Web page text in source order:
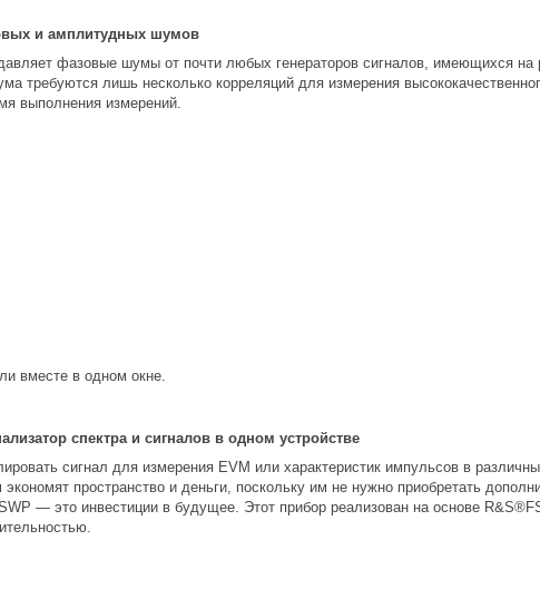
и амплитудных шумов
фазовые шумы от почти любых генераторов сигналов, имеющихся на
требуются лишь несколько корреляций для измерения
выполнения измерений.
вместе в одном окне.
спектра и сигналов в одном устройстве
сигнал для измерения EVM или характеристик импульсов в
пространство и деньги, поскольку им не нужно приобретать
— это инвестиции в будущее. Этот прибор реализован на основе